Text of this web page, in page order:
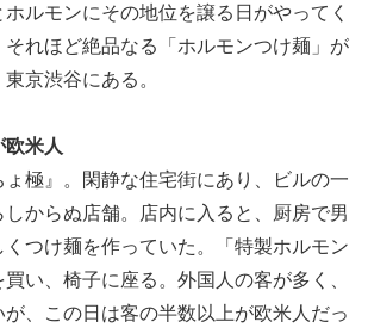
ルモンにその地位を譲る日がやってく
それほど絶品なる「ホルモンつけ麺」が
京渋谷にある。
欧米人
極』。閑静な住宅街にあり、ビルの一
しからぬ店舗。店内に入ると、厨房で男
つけ麺を作っていた。「特製ホルモン
い、椅子に座る。外国人の客が多く、
、この日は客の半数以上が欧米人だっ